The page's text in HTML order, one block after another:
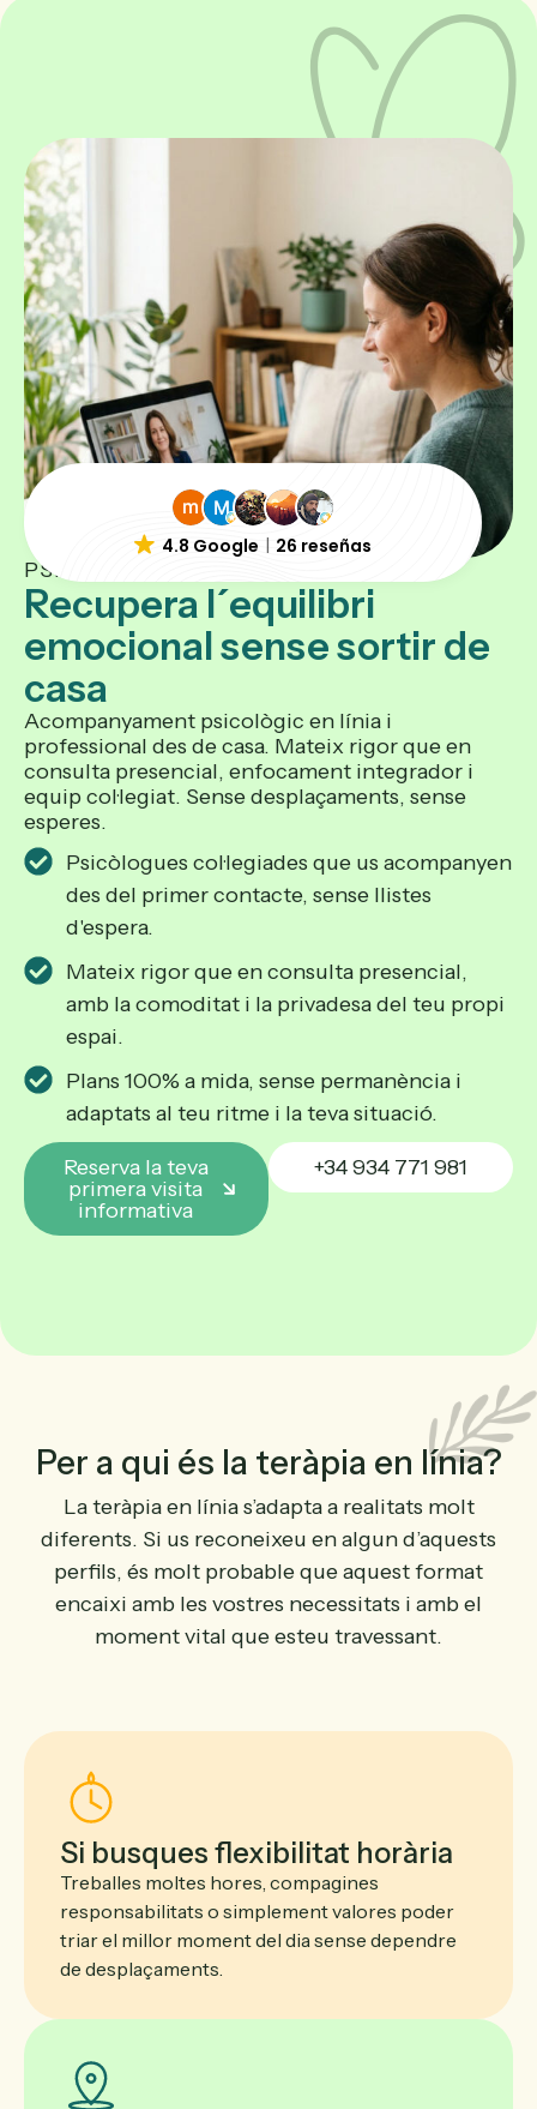
ES
PSICÒLEGS ONLINE
Recupera l´equilibri
emocional sense sortir de
casa
Acompanyament psicològic en línia i
professional des de casa. Mateix rigor que en
consulta presencial, enfocament integrador i
equip col·legiat. Sense desplaçaments, sense
esperes.
Psicòlogues col·legiades que us acompanyen
des del primer contacte, sense llistes
d'espera.
Mateix rigor que en consulta presencial,
amb la comoditat i la privadesa del teu propi
espai.
Plans 100% a mida, sense permanència i
adaptats al teu ritme i la teva situació.
Reserva la teva
primera visita
informativa
+34 934 771 981
4.8 Google 26 reseñas
Per a qui és la teràpia en línia?
La teràpia en línia s’adapta a realitats molt
diferents. Si us reconeixeu en algun d’aquests
perfils, és molt probable que aquest format
encaixi amb les vostres necessitats i amb el
moment vital que esteu travessant.
Si busques flexibilitat horària
Treballes moltes hores, compagines
responsabilitats o simplement valores poder
triar el millor moment del dia sense dependre
de desplaçaments.